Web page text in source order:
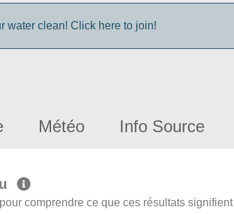
water clean! Click here to join!
Météo Info Source
comprendre ce que ces résultats signifient